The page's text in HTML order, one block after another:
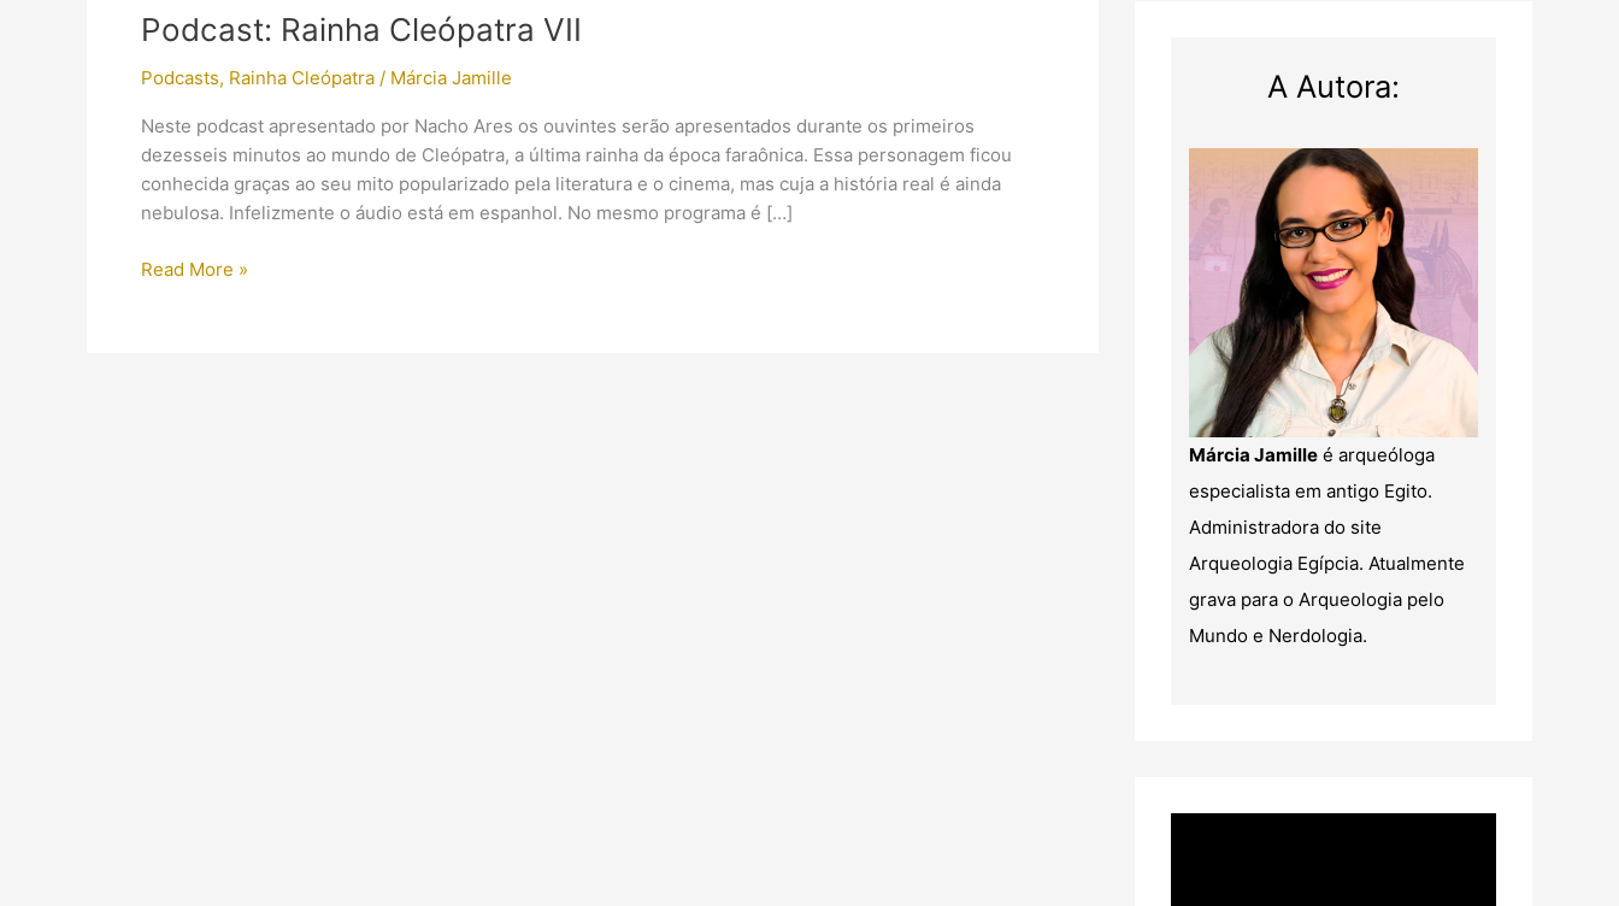
Podcast: Rainha Cleópatra VII
Podcasts, Rainha Cleópatra / Márcia Jamille
Neste podcast apresentado por Nacho Ares os ouvintes serão apresentados durante os primeiros
dezesseis minutos ao mundo de Cleópatra, a última rainha da época faraônica. Essa personagem ficou
conhecida graças ao seu mito popularizado pela literatura e o cinema, mas cuja a história real é ainda
nebulosa. Infelizmente o áudio está em espanhol. No mesmo programa é […]
Podcast:
Read More »
A Autora:
Márcia Jamille é arqueóloga
especialista em antigo Egito.
Administradora do site
Arqueologia Egípcia. Atualmente
grava para o Arqueologia pelo
Mundo e Nerdologia.